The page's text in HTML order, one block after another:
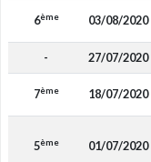
6ème 03/08/2020
- 27/07/2020
7ème 18/07/2020
5ème 01/07/2020